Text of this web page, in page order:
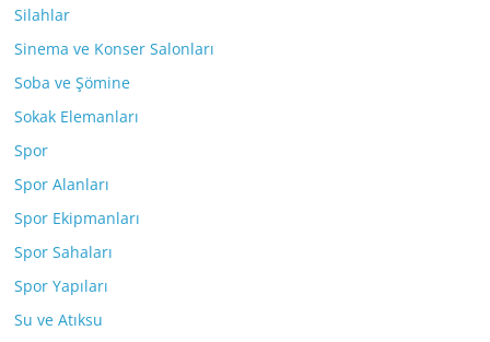
Silahlar
Sinema ve Konser Salonları
Soba ve Şömine
Sokak Elemanları
Spor
Spor Alanları
Spor Ekipmanları
Spor Sahaları
Spor Yapıları
Su ve Atıksu